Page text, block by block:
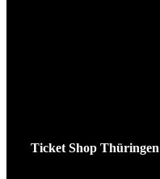
Ticket Shop Thüringen